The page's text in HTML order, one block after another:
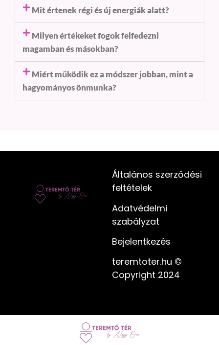
Mit értenek régi és új energiák alatt?
Milyen értékeket fogok felfedezni
magamban és másokban?
Miért működik ez a módszer jobban, mint a
hagyományos önmunka?
Általános szerződési
feltételek
Adatvédelmi
szabályzat
Bejelentkezés
teremtoter.hu ©
Copyright 2024